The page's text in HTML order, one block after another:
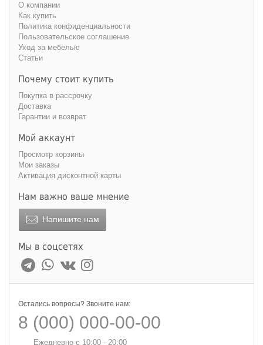
О компании
Как купить
Политика конфиденциальности
Пользовательское соглашение
Уход за мебелью
Статьи
Почему стоит купить
Покупка в рассрочку
Доставка
Гарантии и возврат
Мой аккаунт
Просмотр корзины
Мои заказы
Активация дисконтной карты
Нам важно ваше мнение
Напишите нам
Мы в соцсетях
Остались вопросы? Звоните нам:
8 (000) 000-00-00
Ежедневно с 10:00 - 20:00